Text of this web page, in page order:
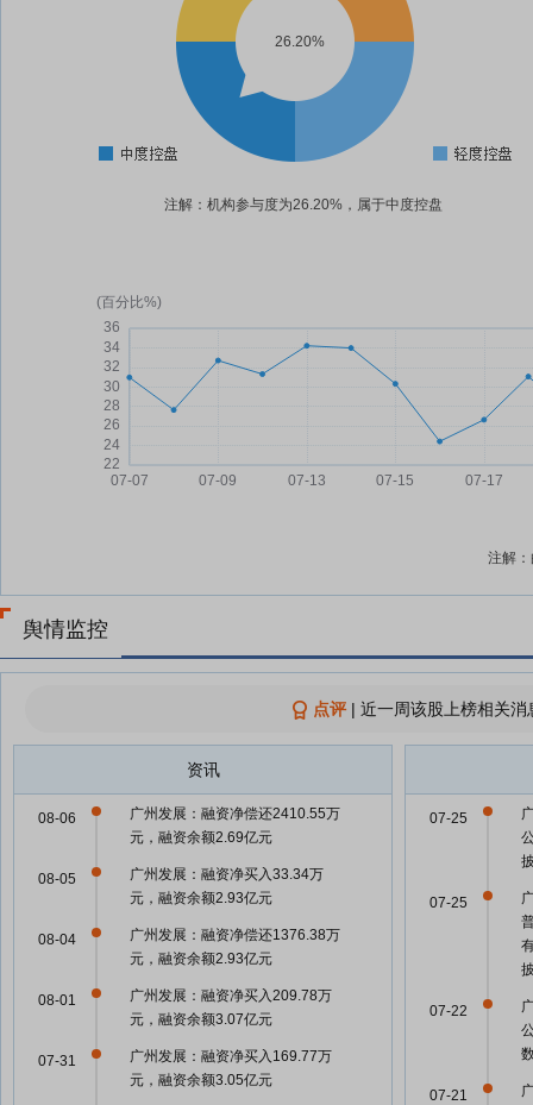
26.20%
注解：机构参与度为26.20%，属于中度控盘
注解
舆情监控
点评| 近一周该股上榜相关
资讯
广州发展：融资净偿还2410.55万
元，融资余额2.69亿元
08-06
广州发展：融资净买入33.34万
元，融资余额2.93亿元
08-05
广州发展：融资净偿还1376.38万
元，融资余额2.93亿元
08-04
广州发展：融资净买入209.78万
元，融资余额3.07亿元
08-01
广州发展：融资净买入169.77万
元，融资余额3.05亿元
07-31
07-25
07-25
07-22
07-21